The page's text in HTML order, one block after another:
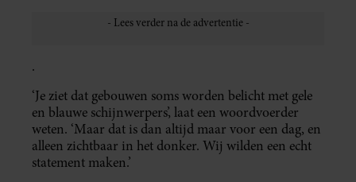
.
‘Je ziet dat gebouwen soms worden belicht met gele
en blauwe schijnwerpers’, laat een woordvoerder
weten. ‘Maar dat is dan altijd maar voor een dag, en
alleen zichtbaar in het donker. Wij wilden een echt
statement maken.’